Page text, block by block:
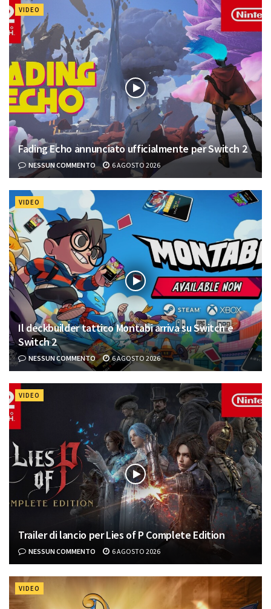
VIDEO
Fading Echo annunciato ufficialmente per Switch 2
NESSUN COMMENTO 6 AGOSTO 2026
VIDEO
Il deckbuilder tattico Montabi arriva su Switch e
Switch 2
NESSUN COMMENTO 6 AGOSTO 2026
VIDEO
Trailer di lancio per Lies of P Complete Edition
NESSUN COMMENTO 6 AGOSTO 2026
VIDEO